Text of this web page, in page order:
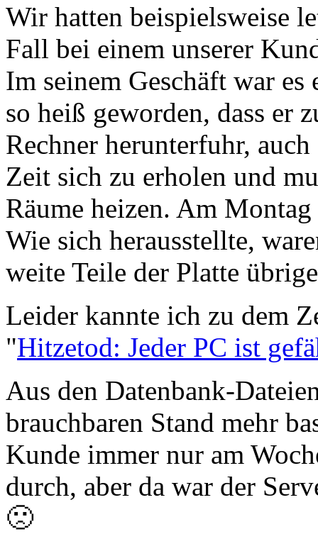
Wir hatten beispielsweise
Fall bei einem unserer
Im seinem Geschäft war es
so heiß geworden, dass er
Rechner herunterfuhr,
Zeit sich zu erholen und
Räume heizen. Am
Wie sich herausstellte,
weite Teile der Platte
Leider kannte ich zu dem
"Hitzetod: Jeder PC ist
Aus den Datenbank-
brauchbaren Stand mehr
Kunde immer nur am
durch, aber da war der
🙁